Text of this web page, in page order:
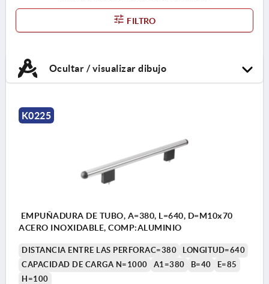
FILTRO
Ocultar / visualizar dibujo
K0225
EMPUÑADURA DE TUBO, A=380, L=640, D=M10x70
ACERO INOXIDABLE, COMP:ALUMINIO
DISTANCIA ENTRE LAS PERFORAC=380
LONGITUD=640
CAPACIDAD DE CARGA N=1000
A1=380 B=40
E=85
H=100